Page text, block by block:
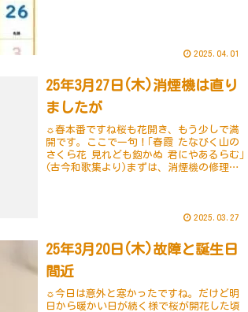
2025.04.01
25年3月27日(木)消煙機は直り
ましたが
☼春本番ですね桜も花開き、もう少しで満
開です。ここで一句！｢春霞 たなびく山の
さくら花 見れども飽かぬ 君にやあるらむ｣
(古今和歌集より)まずは、消煙機の修理は
2025.03.27
25年3月20日(木)故障と誕生日
間近
☼今日は意外と寒かったですね。だけど明
日から暖かい日が続く様で桜が開花した頃